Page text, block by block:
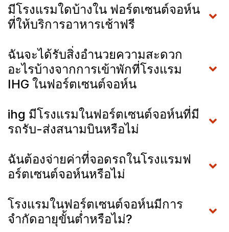
มีโรงแรมใดบ้างใน ฟอร์ตเซนต์จอห์น
ที่ให้บริการอาหารเช้าฟรี
ฉันจะได้รับสิ่งอำนวยความสะดวก
อะไรบ้างจากการเข้าพักที่โรงแรม
IHG ในฟอร์ตเซนต์จอห์น
ihg มีโรงแรมในฟอร์ตเซนต์จอห์นที่มี
รถรับ-ส่งสนามบินหรือไม่
ฉันต้องจ่ายค่าที่จอดรถในโรงแรมฟ
อร์ตเซนต์จอห์นหรือไม่
โรงแรมในฟอร์ตเซนต์จอห์นมีการ
จำกัดอายุขั้นต่ำหรือไม่?